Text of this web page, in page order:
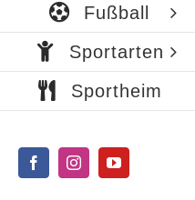
Fußball
Sportarten
Sportheim
FacebookInstagramYouTube